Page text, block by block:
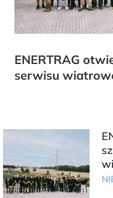
ENERTRAG
serwisu